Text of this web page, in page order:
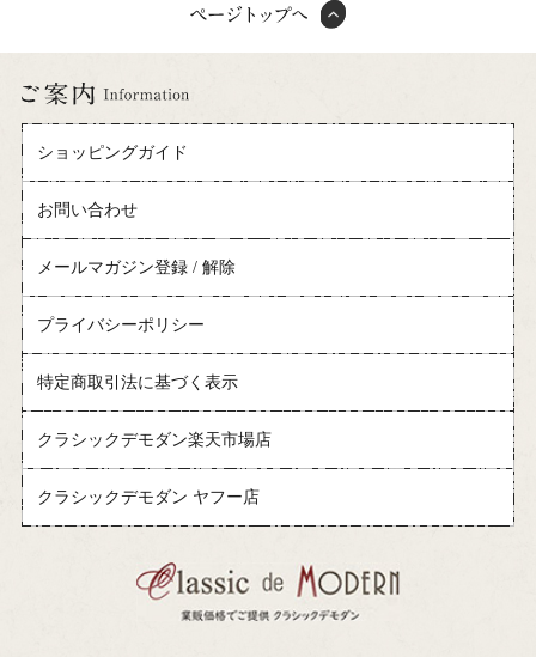
ショッピングガイド
お問い合わせ
メールマガジン登録 / 解除
プライバシーポリシー
特定商取引法に基づく表示
クラシックデモダン楽天市場店
クラシックデモダン ヤフー店